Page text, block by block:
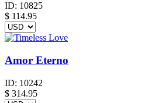
ID: 10825
$ 114.95
Amor Eterno
ID: 10242
$ 314.95